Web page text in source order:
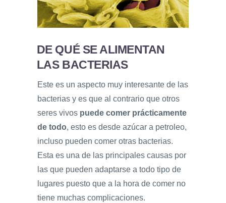
DE QUÉ SE ALIMENTAN
LAS BACTERIAS
Este es un aspecto muy interesante de las
bacterias y es que al contrario que otros
seres vivos puede comer prácticamente
de todo, esto es desde azúcar a petroleo,
incluso pueden comer otras bacterias.
Esta es una de las principales causas por
las que pueden adaptarse a todo tipo de
lugares puesto que a la hora de comer no
tiene muchas complicaciones.